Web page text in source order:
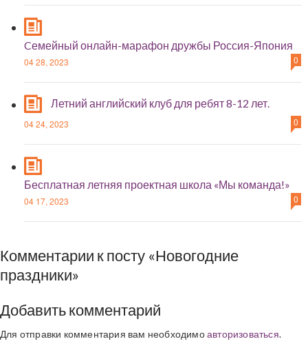
Cемейный онлайн-марафон дружбы Россия-Япония
04 28, 2023 0
Летний английский клуб для ребят 8-12 лет.
04 24, 2023 0
Бесплатная летняя проектная школа «Мы команда!»
04 17, 2023 0
Комментарии к посту «Новогодние
праздники»
Добавить комментарий
Для отправки комментария вам необходимоавторизоваться.